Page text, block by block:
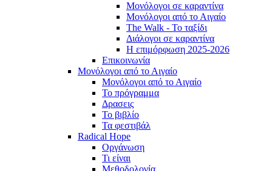
Μονόλογοι σε καραντίνα
Μονόλογοι από το Αιγαίο
The Walk - Το ταξίδι
Διάλογοι σε καραντίνα
Η επιμόρφωση 2025-2026
Επικοινωνία
Μονόλογοι από το Αιγαίο
Μονόλογοι από το Αιγαίο
Το πρόγραμμα
Δρασεις
Το βιβλίο
Τα φεστιβάλ
Radical Hope
Οργάνωση
Τι είναι
Μεθοδολογία